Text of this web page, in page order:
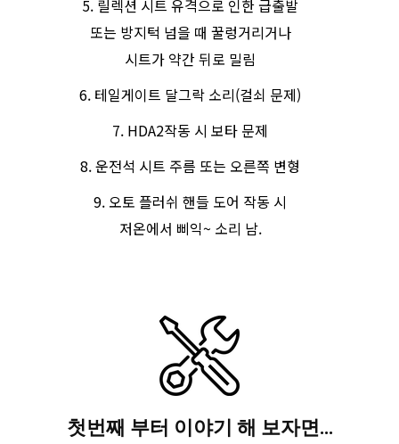
릴렉션 시트 유격으로 인한 급출발
또는 방지턱 넘을 때 꿀렁거리거나
시트가 약간 뒤로 밀림
테일게이트 달그락 소리(걸쇠 문제)
HDA2작동 시 보타 문제
운전석 시트 주름 또는 오른쪽 변형
오토 플러쉬 핸들 도어 작동 시
저온에서 삐익~ 소리 남.
첫번째 부터 이야기 해 보자면…